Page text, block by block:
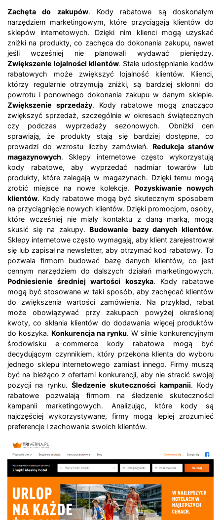
Zachęta do zakupów. Kody rabatowe są doskonałym
narzędziem marketingowym, które przyciągają klientów do
sklepów internetowych. Dzięki nim klienci mogą uzyskać
zniżki na produkty, co zachęca do dokonania zakupu, nawet
jeśli wcześniej nie planowali wydawać pieniędzy.
Zwiększenie lojalności klientów. Stałe udostępnianie kodów
rabatowych może zwiększyć lojalność klientów. Klienci,
którzy regularnie otrzymują zniżki, są bardziej skłonni do
powrotu i ponownego dokonania zakupu w danym sklepie.
Zwiększenie sprzedaży. Kody rabatowe mogą znacząco
zwiększyć sprzedaż, szczególnie w okresach świątecznych
czy podczas wyprzedaży sezonowych. Obniżki cen
sprawiają, że produkty stają się bardziej dostępne, co
prowadzi do wzrostu liczby zamówień. Redukcja stanów
magazynowych. Sklepy internetowe często wykorzystują
kody rabatowe, aby wyprzedać nadmiar towarów lub
produkty, które zalegają w magazynach. Dzięki temu mogą
zrobić miejsce na nowe kolekcje. Pozyskiwanie nowych
klientów. Kody rabatowe mogą być skutecznym sposobem
na przyciągnięcie nowych klientów. Dzięki promocjom, osoby,
które wcześniej nie miały kontaktu z daną marką, mogą
skusić się na zakupy. Budowanie bazy danych klientów.
Sklepy internetowe często wymagają, aby klient zarejestrował
się lub zapisał na newsletter, aby otrzymać kod rabatowy. To
pozwala firmom budować bazę danych klientów, co jest
cennym narzędziem do dalszych działań marketingowych.
Podniesienie średniej wartości koszyka. Kody rabatowe
mogą być stosowane w taki sposób, aby zachęcać klientów
do zwiększenia wartości zamówienia. Na przykład, rabat
może obowiązywać przy zakupach powyżej określonej
kwoty, co skłania klientów do dodawania więcej produktów
do koszyka. Konkurencja na rynku. W silnie konkurencyjnym
środowisku e-commerce kody rabatowe mogą być
decydującym czynnikiem, który przekona klienta do wyboru
jednego sklepu internetowego zamiast innego. Firmy muszą
być na bieżąco z ofertami konkurencji, aby nie stracić swojej
pozycji na rynku. Śledzenie skuteczności kampanii. Kody
rabatowe pozwalają firmom na śledzenie skuteczności
kampanii marketingowych. Analizując, które kody są
najczęściej wykorzystywane, firmy mogą lepiej zrozumieć
preferencje i zachowania swoich klientów.